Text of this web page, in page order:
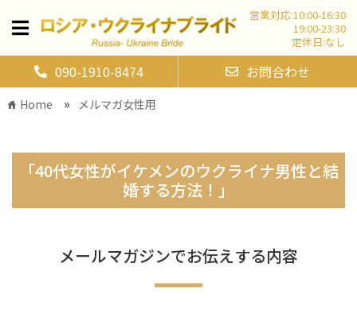
営業対応:10:00-16:30
19:00-23:30
定休日:なし
090-1910-8474 お問合わせ
home Home » メルマガ女性用
「40代女性がイケメンのウクライナ男性と結
婚する方法！」
メールマガジンでお伝えする内容